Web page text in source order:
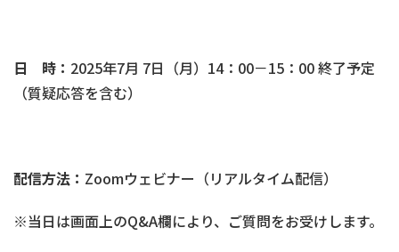
日 時： 2025年7月 7日（月）14：00－15：00 終了予定
（質疑応答を含む）
配信方法： Zoomウェビナー（リアルタイム配信）
※当日は画面上のQ&A欄により、ご質問をお受けします。